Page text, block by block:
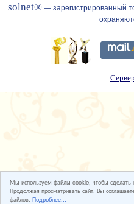
Мы используем файлы cookie, чтобы сделать
Продолжая просматривать сайт, Вы
файлов. Подробнее...
solnet® — зарегистрированный